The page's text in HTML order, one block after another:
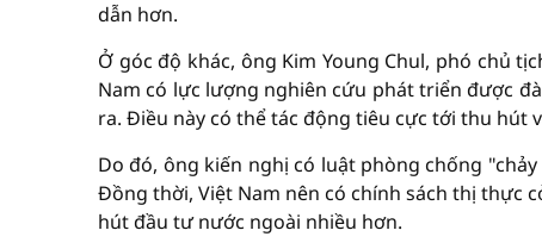
dẫn hơn.
Ở góc độ khác, ông Kim Young Chul, phó chủ
Nam có lực lượng nghiên cứu phát triển được
ra. Điều này có thể tác động tiêu cực tới thu hút
Do đó, ông kiến nghị có luật phòng chống
Đồng thời, Việt Nam nên có chính sách thị thực
hút đầu tư nước ngoài nhiều hơn.